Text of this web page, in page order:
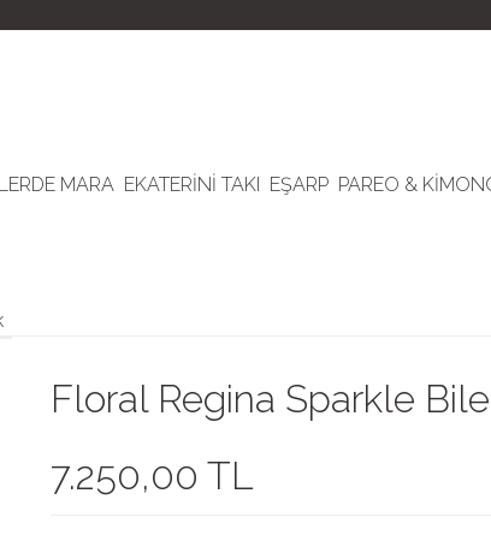
MARA EKATERİNİ TAKI EŞARP PAREO &
Floral Regina Sparkle
7.250,00 TL